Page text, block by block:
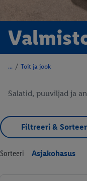
/ Toit ja jook
Salatid, puuviljad ja
Filtreeri &
Sorteeri Asjakohasus